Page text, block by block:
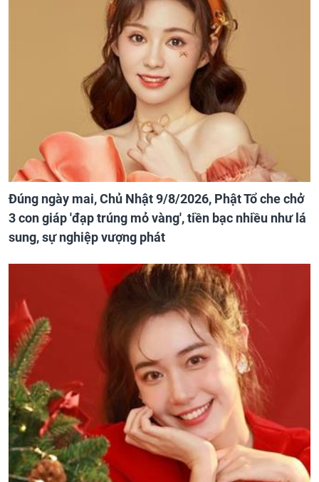
Đúng ngày mai, Chủ Nhật 9/8/2026, Phật Tổ che chở
3 con giáp 'đạp trúng mỏ vàng', tiền bạc nhiều như lá
sung, sự nghiệp vượng phát